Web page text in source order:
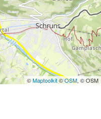
©Maptoolkit©OSM, © OSM